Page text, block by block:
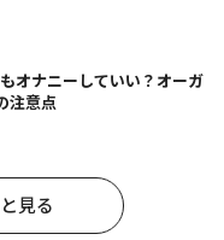
オナニーしていい？オーガ
注意点
見る